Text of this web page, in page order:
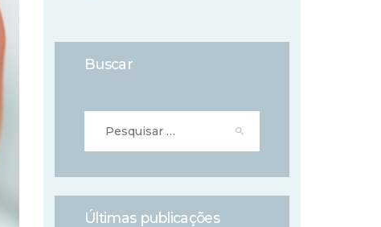
Buscar
Últimas publicações